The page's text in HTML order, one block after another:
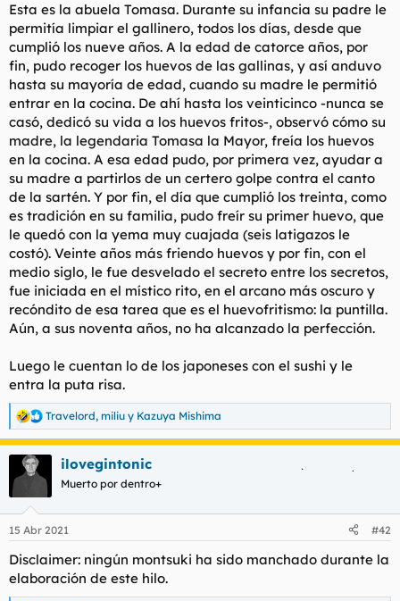
Esta es la abuela Tomasa. Durante su infancia su padre le
permitía limpiar el gallinero, todos los días, desde que
cumplió los nueve años. A la edad de catorce años, por
fin, pudo recoger los huevos de las gallinas, y así anduvo
hasta su mayoría de edad, cuando su madre le permitió
entrar en la cocina. De ahí hasta los veinticinco -nunca se
casó, dedicó su vida a los huevos fritos-, observó cómo su
madre, la legendaria Tomasa la Mayor, freía los huevos
en la cocina. A esa edad pudo, por primera vez, ayudar a
su madre a partirlos de un certero golpe contra el canto
de la sartén. Y por fin, el día que cumplió los treinta, como
es tradición en su familia, pudo freír su primer huevo, que
le quedó con la yema muy cuajada (seis latigazos le
costó). Veinte años más friendo huevos y por fin, con el
medio siglo, le fue desvelado el secreto entre los secretos,
fue iniciada en el místico rito, en el arcano más oscuro y
recóndito de esa tarea que es el huevofritismo: la puntilla.
Aún, a sus noventa años, no ha alcanzado la perfección.
Luego le cuentan lo de los japoneses con el sushi y le
entra la puta risa.
R
e
c
e
:
Travelord, miliu y Kazuya Mishima
ilovegintonic
Muerto por dentro+
15 Abr 2021 #42
Disclaimer: ningún montsuki ha sido manchado durante la
elaboración de este hilo.